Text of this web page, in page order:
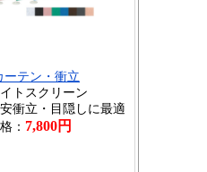
ーテン・衝立
トスクリーン
衝立・目隠しに最適
： 7,800円